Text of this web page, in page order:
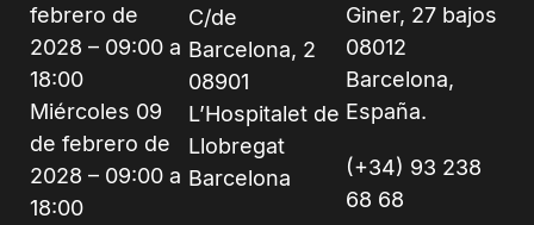
febrero de
2028 – 09:00 a
18:00
Miércoles 09
de febrero de
2028 – 09:00 a
18:00
C/de
Barcelona, 2
08901
L’Hospitalet de
Llobregat
Barcelona
Giner, 27 bajos
08012
Barcelona,
España.
(+34) 93 238
68 68